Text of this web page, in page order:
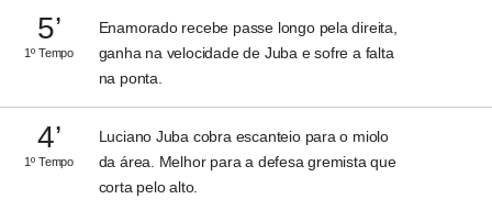
5’
1º Tempo
Enamorado recebe passe longo pela direita,
ganha na velocidade de Juba e sofre a falta
na ponta.
4’
1º Tempo
Luciano Juba cobra escanteio para o miolo
da área. Melhor para a defesa gremista que
corta pelo alto.